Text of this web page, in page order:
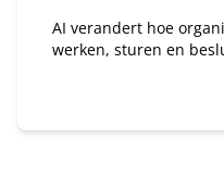
AI verandert hoe
werken, sturen en
toezichthouder.